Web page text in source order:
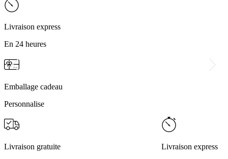
Livraison express
En 24 heures
Emballage cadeau
Personnalise
Livraison gratuite
Livraison express